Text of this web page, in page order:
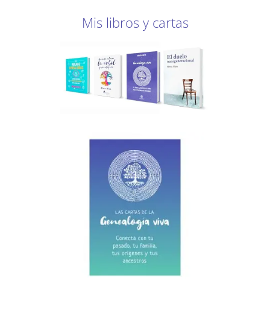
Mis libros y cartas